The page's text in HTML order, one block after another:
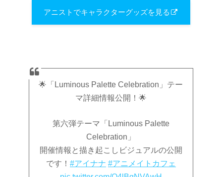
アニストでキャラクターグッズを見る
🌟「Luminous Palette Celebration」テー
マ詳細情報公開！🌟
第六弾テーマ「Luminous Palette
Celebration」
開催情報と描き起こしビジュアルの公開
です！ #アイナナ #アニメイトカフェ